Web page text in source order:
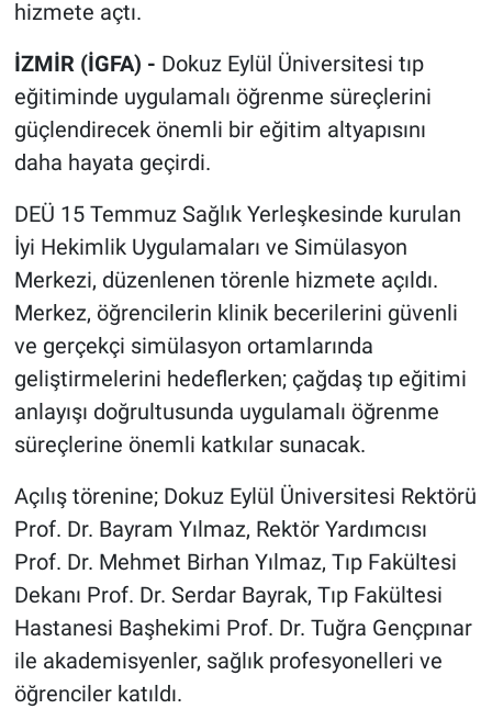
hizmete açtı.
İZMİR (İGFA) - Dokuz Eylül Üniversitesi tıp
eğitiminde uygulamalı öğrenme süreçlerini
güçlendirecek önemli bir eğitim altyapısını
daha hayata geçirdi.
DEÜ 15 Temmuz Sağlık Yerleşkesinde kurulan
İyi Hekimlik Uygulamaları ve Simülasyon
Merkezi, düzenlenen törenle hizmete açıldı.
Merkez, öğrencilerin klinik becerilerini güvenli
ve gerçekçi simülasyon ortamlarında
geliştirmelerini hedeflerken; çağdaş tıp eğitimi
anlayışı doğrultusunda uygulamalı öğrenme
süreçlerine önemli katkılar sunacak.
Açılış törenine; Dokuz Eylül Üniversitesi Rektörü
Prof. Dr. Bayram Yılmaz, Rektör Yardımcısı
Prof. Dr. Mehmet Birhan Yılmaz, Tıp Fakültesi
Dekanı Prof. Dr. Serdar Bayrak, Tıp Fakültesi
Hastanesi Başhekimi Prof. Dr. Tuğra Gençpınar
ile akademisyenler, sağlık profesyonelleri ve
öğrenciler katıldı.